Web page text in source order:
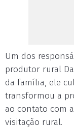
Um dos
produtor rural
da família, ele
transformou a
ao contato com
visitação rural.